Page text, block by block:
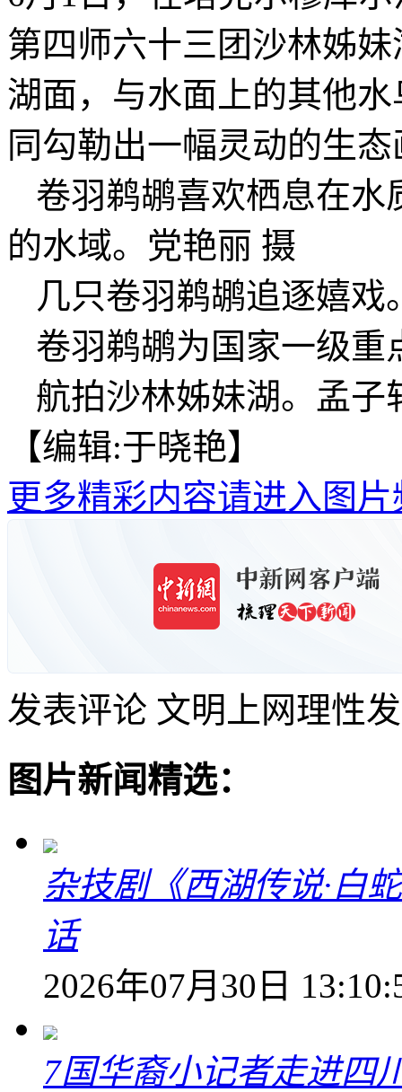
第四师六十三团沙林姊
湖面，与水面上的其他
同勾勒出一幅灵动的生
卷羽鹈鹕喜欢栖息在水
的水域。党艳丽 摄
几只卷羽鹈鹕追逐嬉戏
卷羽鹈鹕为国家一级重
航拍沙林姊妹湖。孟子
【编辑:于晓艳】
更多精彩内容请进入图片
发表评论 文明上网理性
图片新闻精选：
杂技剧《西湖传说·白
话
2026年07月30日
7国华裔小记者走进四